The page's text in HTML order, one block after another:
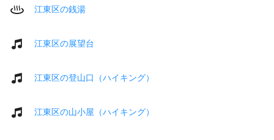
江東区の銭湯
江東区の展望台
江東区の登山口（ハイキング）
江東区の山小屋（ハイキング）